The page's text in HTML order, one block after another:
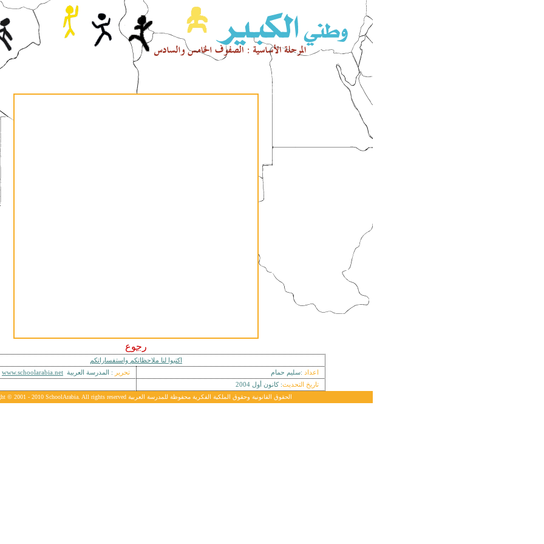
رجوع
اكتبوا لنا ملاحظاتكم واستفساراتكم
تحرير
: المدرسة العربية www.schoolarabia.net اعداد :سليم حمام
تاريخ التحديث: كانون أول 2004
© 2001 - 2010 SchoolArabia. All rights reserved الحقوق القانونية وحقوق الملكية الفكرية محفوظة للمدرسة العربية